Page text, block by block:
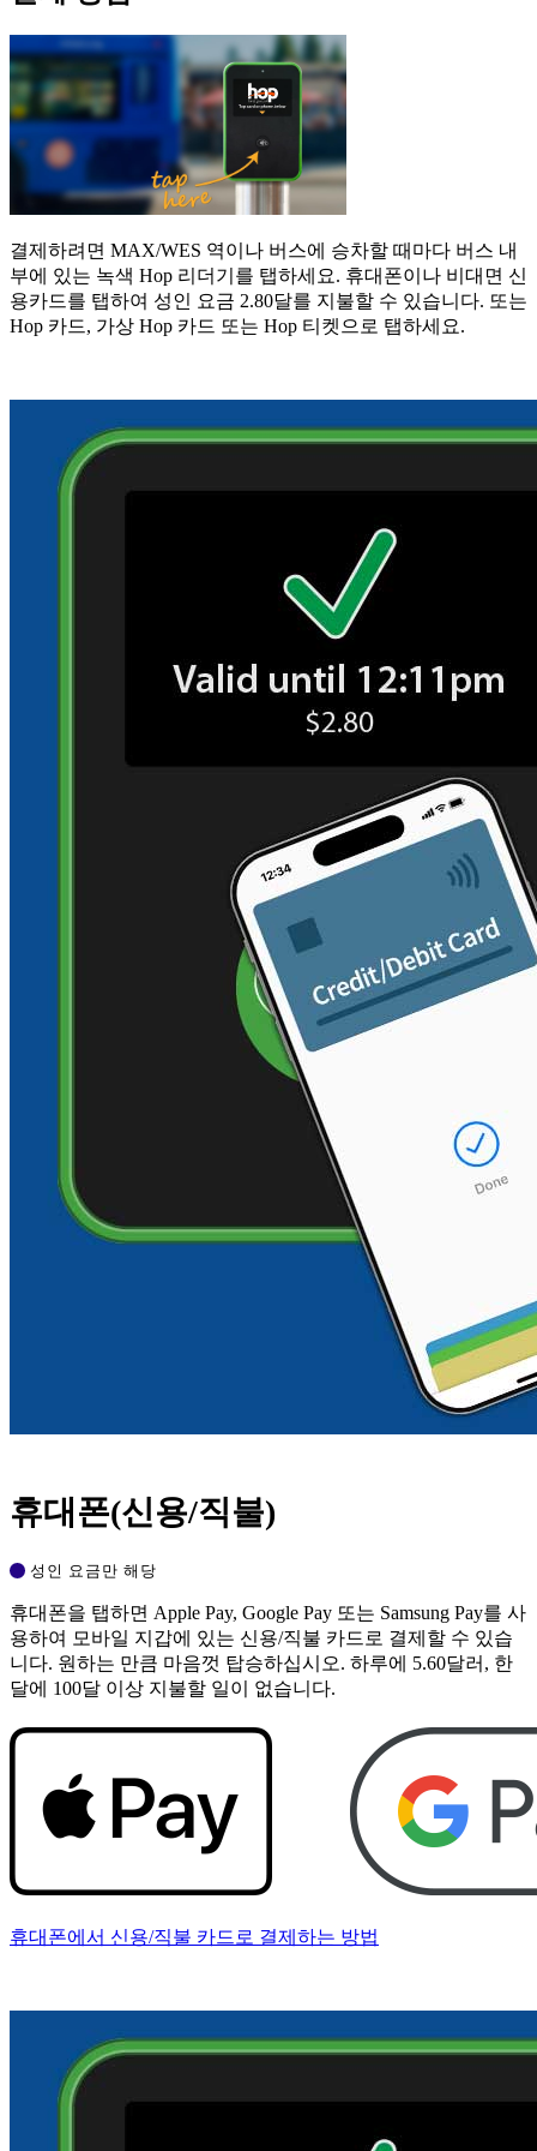
결제하려면 MAX/WES 역이나 버스에 승차할 때마다 버스 내
부에 있는 녹색 Hop 리더기를 탭하세요. 휴대폰이나 비대면 신
용카드를 탭하여 성인 요금 2.80달를 지불할 수 있습니다. 또는
Hop 카드, 가상 Hop 카드 또는 Hop 티켓으로 탭하세요.
휴대폰(신용/직불)
성인 요금만 해당
휴대폰을 탭하면 Apple Pay, Google Pay 또는 Samsung Pay를 사
용하여 모바일 지갑에 있는 신용/직불 카드로 결제할 수 있습
니다. 원하는 만큼 마음껏 탑승하십시오. 하루에 5.60달러, 한
달에 100달 이상 지불할 일이 없습니다.
휴대폰에서 신용/직불 카드로 결제하는 방법